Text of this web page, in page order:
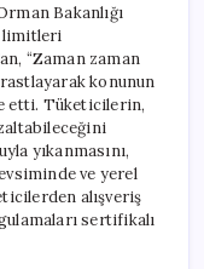
Bakanlığı
limitleri
“Zaman zaman
konunun
etti. Tüketicilerin,
yıkanmasını,
ve yerel
alışveriş
sertifikalı